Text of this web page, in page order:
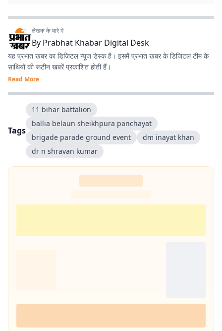
लेखक के बारे में
By Prabhat Khabar Digital Desk
यह प्रभात खबर का डिजिटल न्यूज डेस्क है। इसमें प्रभात खबर के डिजिटल टीम के
साथियों की रूटीन खबरें प्रकाशित होती हैं।
Read More
Tags
11 bihar battalion
ballia belaun sheikhpura panchayat
brigade parade ground event
dm inayat khan
dr n shravan kumar